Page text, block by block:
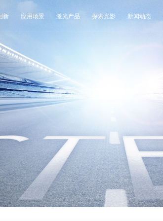
新 应用场景 激光产品 探索光影 新闻动态